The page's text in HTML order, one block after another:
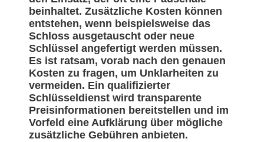
beinhaltet. Zusätzliche Kosten können
entstehen, wenn beispielsweise das
Schloss ausgetauscht oder neue
Schlüssel angefertigt werden müssen.
Es ist ratsam, vorab nach den genauen
Kosten zu fragen, um Unklarheiten zu
vermeiden. Ein qualifizierter
Schlüsseldienst wird transparente
Preisinformationen bereitstellen und im
Vorfeld eine Aufklärung über mögliche
zusätzliche Gebühren anbieten.